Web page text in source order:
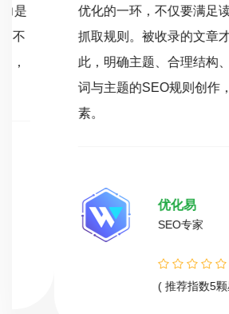
优化的一环，不仅要满足读者，
抓取规则。被收录的文章才有机
此，明确主题、合理结构、段落
词与主题的SEO规则创作，是文
优化易
SEO专家
( 推荐指数5颗星 )